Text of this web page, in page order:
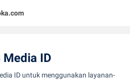
Media ID
ID untuk menggunakan layanan-